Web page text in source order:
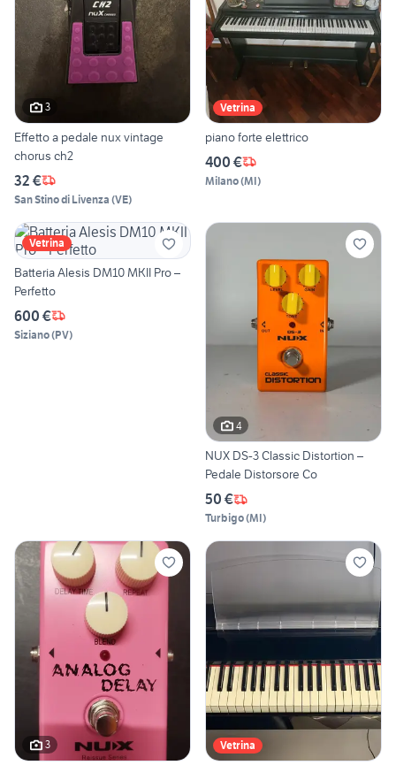
3
Effetto a pedale nux vintage
chorus ch2
32 €
San Stino di Livenza (VE)
Vetrina
piano forte elettrico
400 €
Milano(MI)
Vetrina
Batteria Alesis DM10 MKII Pro –
Perfetto
600 €
Siziano(PV)
4
NUX DS-3 Classic Distortion –
Pedale Distorsore Co
50 €
Turbigo(MI)
3 Vetrina